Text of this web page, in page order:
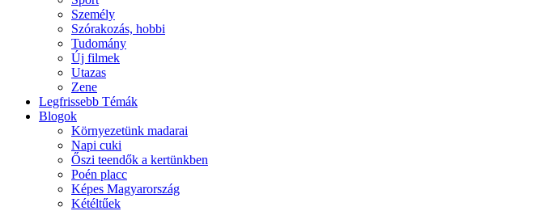
Személy
Szórakozás, hobbi
Tudomány
Új filmek
Utazas
Zene
Legfrissebb Témák
Blogok
Környezetünk madarai
Napi cuki
Őszi teendők a kertünkben
Poén placc
Képes Magyarország
Kétéltűek